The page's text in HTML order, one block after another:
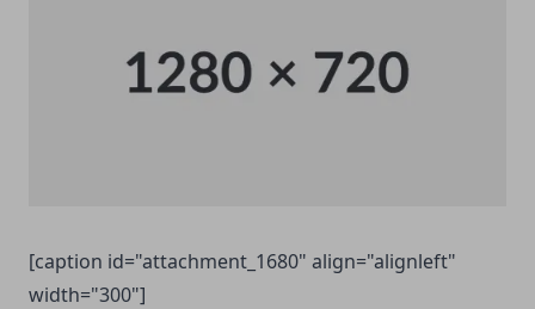
[caption id="attachment_1680" align="alignleft"
width="300"]